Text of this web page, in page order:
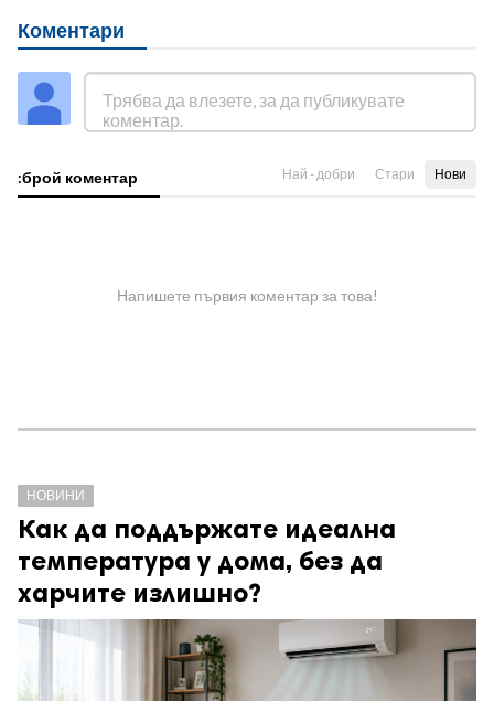
Коментари
:брой коментар Най - добри Стари Нови
Напишете първия коментар за това!
НОВИНИ
Как да поддържате идеална
температура у дома, без да
харчите излишно?